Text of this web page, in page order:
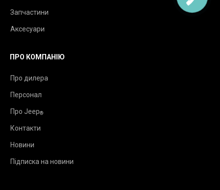
Запчастини
Аксесуари
ПРО КОМПАНІЮ
Про дилера
Персонал
Про Jeep®
Контакти
Новини
Підписка на новини